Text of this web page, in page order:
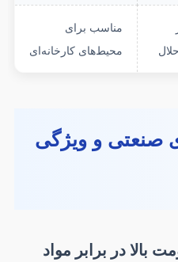
مناسب برای
محیط‌های کارخانه‌ای
صنعتی و ویژگی
بالا در برابر مواد